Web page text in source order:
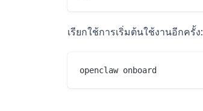
เรียกใช้การเริ่มต้นใช้งานอีกครั้ง: